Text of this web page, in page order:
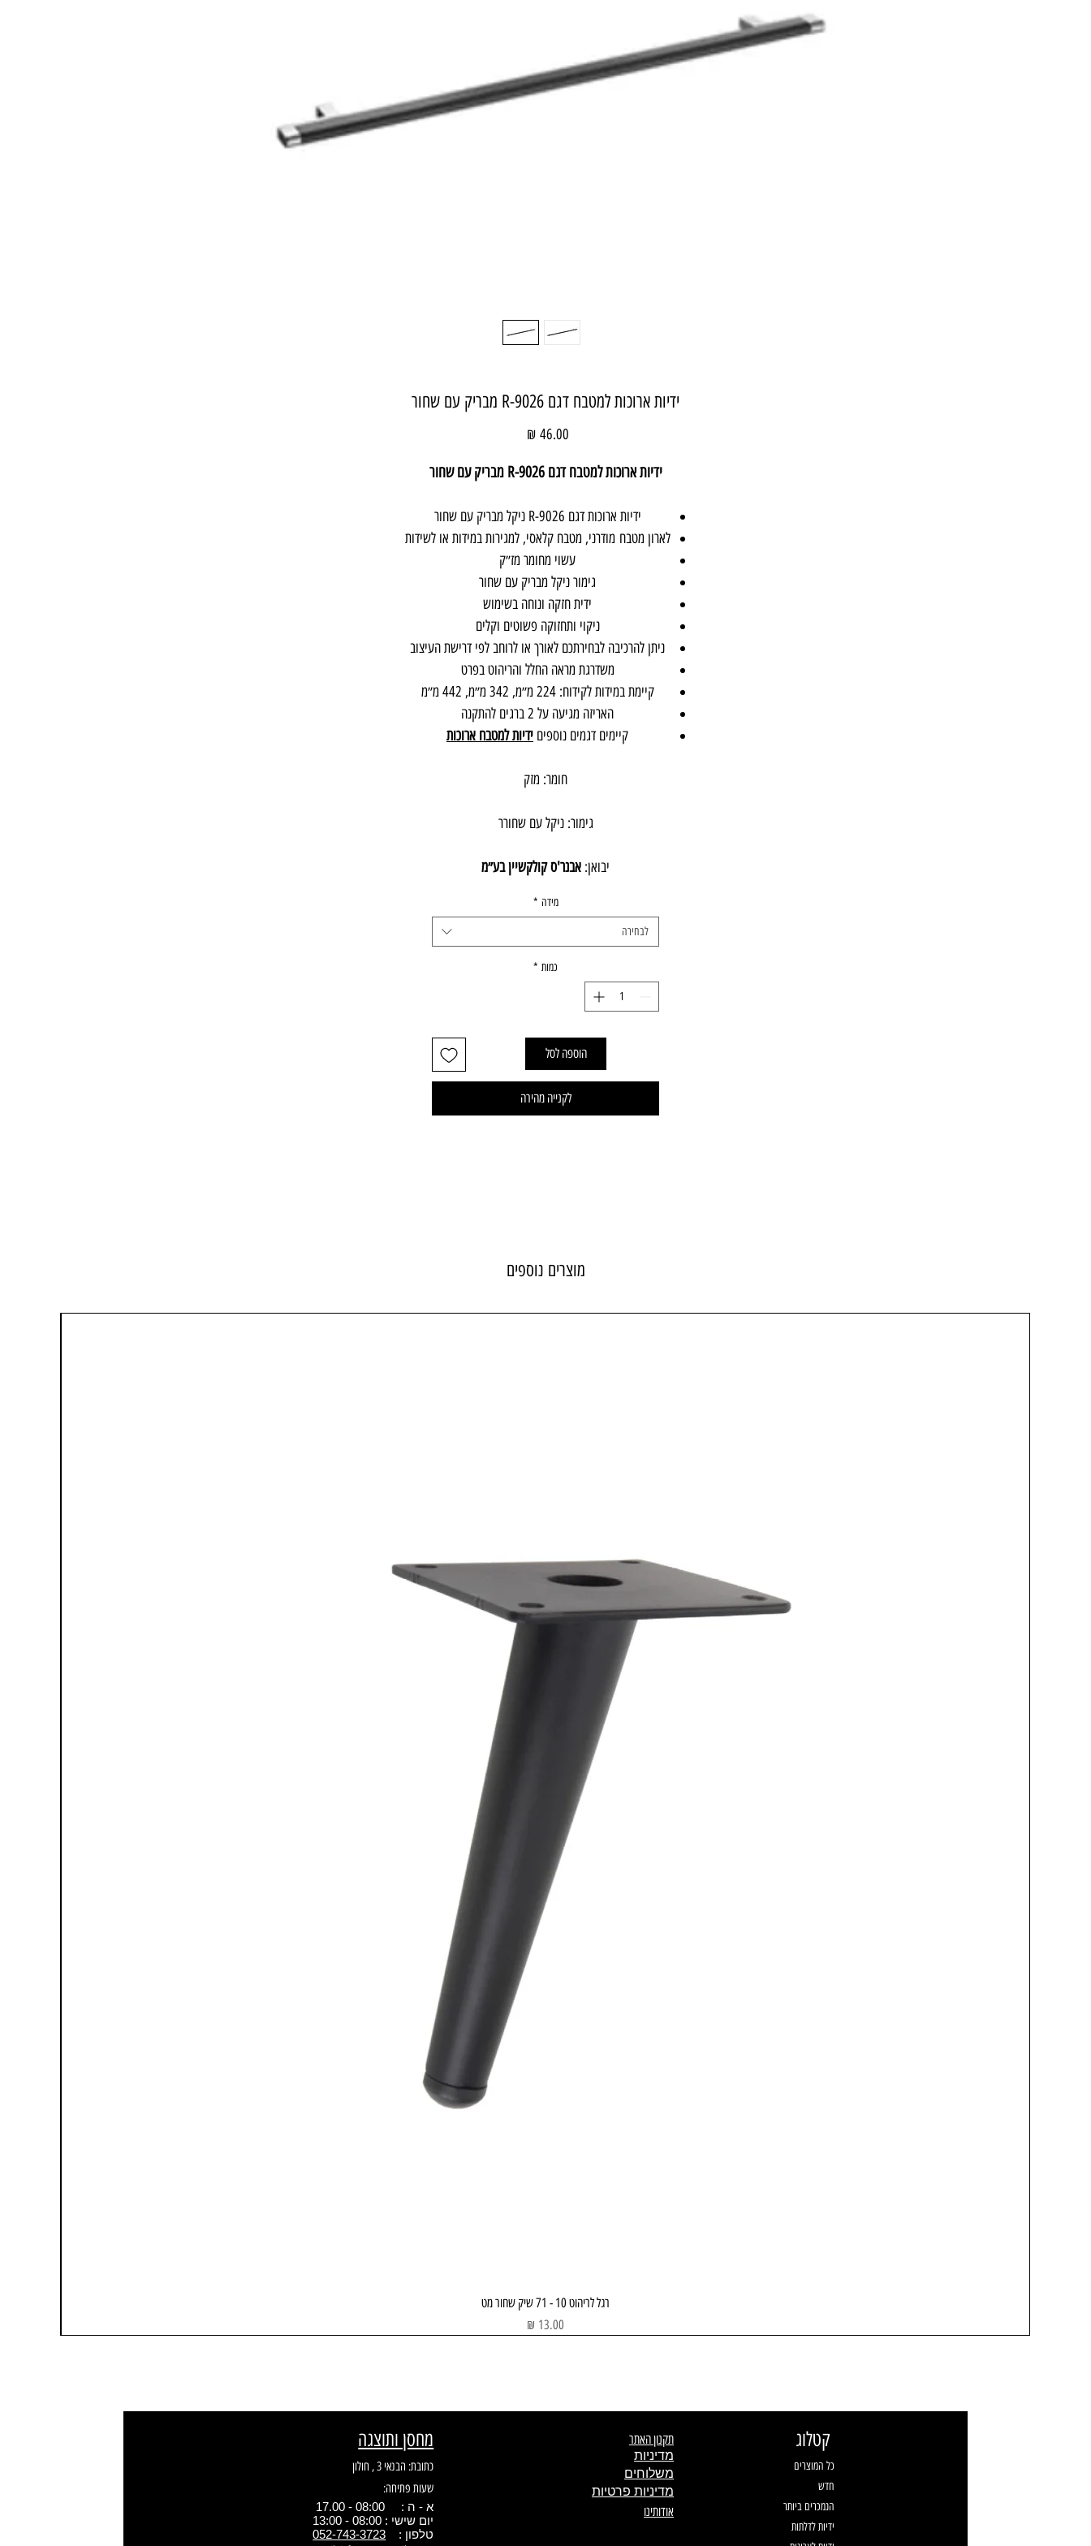
ידיות ארוכות למטבח דגם R-9026 מבריק עם שחור
ידיות ארוכות למטבח דגם R-9026 מבריק עם שחור
ידיות ארוכות דגם R-9026 ניקל מבריק עם שחור
לארון מטבח מודרני, מטבח קלאסי, למגירות במידות או לשידות
עשוי מחומר מז״ק
גימור ניקל מבריק עם שחור
ידית חזקה ונוחה בשימוש
ניקוי ותחזוקה פשוטים וקלים
ניתן להרכיבה לבחירתכם לאורך או לרוחב לפי דרישת העיצוב
משדרגת מראה החלל והריהוט בפרט
קיימת במידות לקידוח: 224 מ״מ, 342 מ״מ, 442 מ״מ
האריזה מגיעה על 2 ברגים להתקנה
קיימים דגמים נוספים ידיות למטבח ארוכות
חומר: מזק
גימור: ניקל עם שחורר
יבואן: אבנר'ס קולקשיין בע״מ
מידה *
לבחירה
כמות *
הוספה לסל
לקנייה מהירה
מוצרים נוספים
תצוגה מהירה רגל לריהוט 10 - 71 שיק שחור מט
מחיר
מחסן ותוצגה
כתובת: הבנאי 3 , חולון
שעות פתיחה:
א - ה : 08:00 - 17.00
יום שישי : 08:00 - 13:00
טלפון : 052-743-3723
תקנון האתר
מדיניות
משלוחים
מדיניות פרטיות
אודותינו
קטלוג
כל המוצרים
חדש
הנמכרים ביותר
ידיות לדלתות